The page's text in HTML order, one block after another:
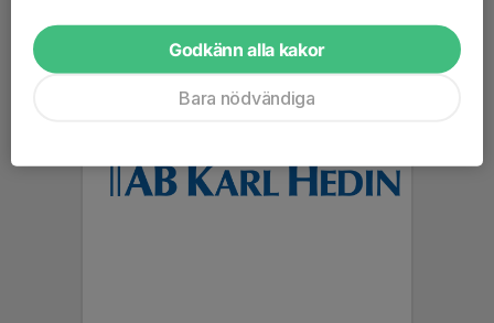
Godkänn alla kakor
Bara nödvändiga